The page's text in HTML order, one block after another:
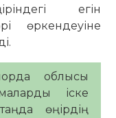
егін
өркендеуіне
облысы
іске
өңірдің